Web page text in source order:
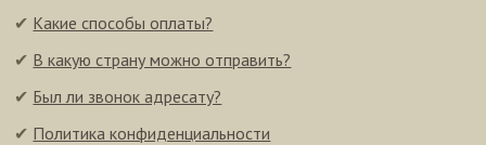
✔ Какие способы оплаты?
✔ В какую страну можно отправить?
✔ Был ли звонок адресату?
✔ Политика конфиденциальности